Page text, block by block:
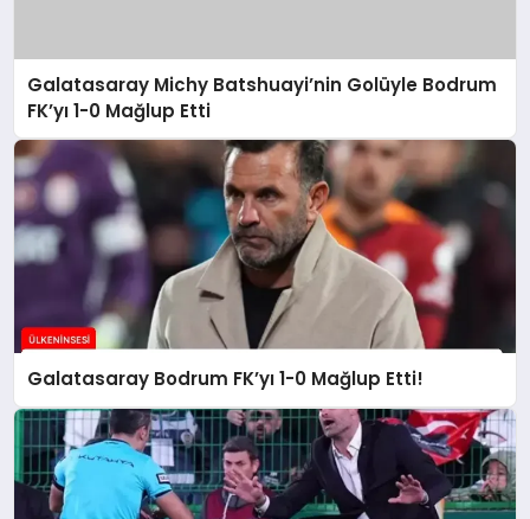
Galatasaray Michy Batshuayi’nin Golüyle Bodrum
FK’yı 1-0 Mağlup Etti
Galatasaray Bodrum FK’yı 1-0 Mağlup Etti!